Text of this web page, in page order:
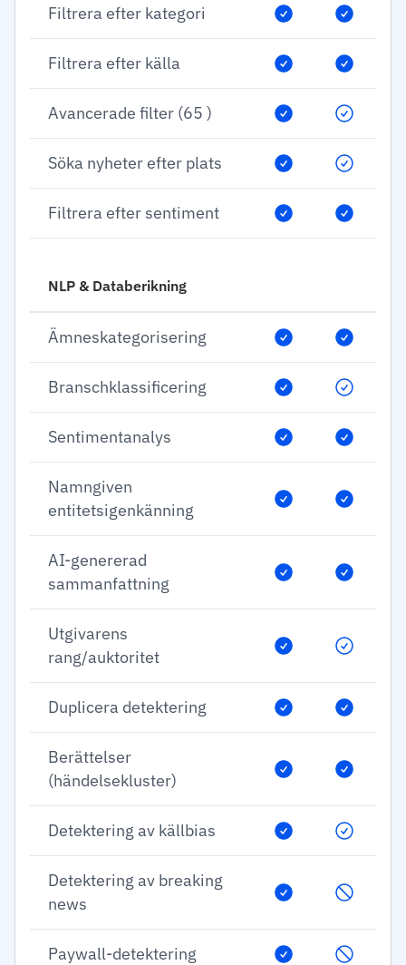
Filtrera efter kategori
Filtrera efter källa
Avancerade filter (65 )
Söka nyheter efter plats
Filtrera efter sentiment
NLP & Databerikning
Ämneskategorisering
Branschklassificering
Sentimentanalys
Namngiven
entitetsigenkänning
AI-genererad
sammanfattning
Utgivarens
rang/auktoritet
Duplicera detektering
Berättelser
(händelsekluster)
Detektering av källbias
Detektering av breaking
news
Paywall-detektering